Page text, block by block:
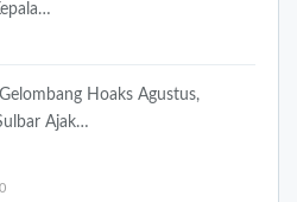
Hoaks Agustus,
Ajak…